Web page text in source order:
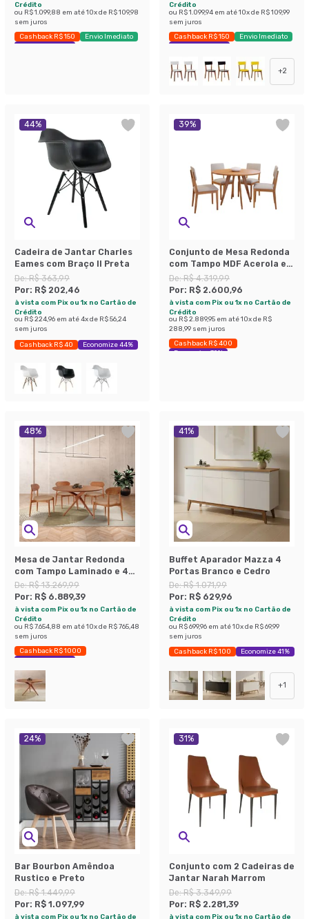
Crédito
ou R$ 1.099,88 em até10x de R$ 109,98
sem juros
Cashback R$ 150
Envio Imediato
Exclusivo Mobly
Crédito
ou R$ 1.099,94 em até10x de R$ 109,99
sem juros
Cashback R$ 150
Envio Imediato
Exclusivo Mobly
+2
44%
Cadeira de Jantar Charles
Eames com Braço II Preta
De:R$ 363,99
Por: R$ 202,46
à vista com Pix ou 1x no Cartão de
Crédito
ou R$ 224,96 em até4x de R$ 56,24
sem juros
Cashback R$ 40 Economize 44%
39%
Conjunto de Mesa Redonda
com Tampo MDF Acerola e 4
Cadeiras Sabiá Linho Bege
e Cinamomo
De:R$ 4.319,99
Por: R$ 2.600,96
à vista com Pix ou 1x no Cartão de
Crédito
ou R$ 2.889,95 em até10x de R$
288,99 sem juros
Cashback R$ 400
Economize 39%
48%
Mesa de Jantar Redonda
com Tampo Laminado e 4
Cadeiras Miami Madeira
Maciça Linho Bege e Imbuia
De:R$ 13.269,99
Por: R$ 6.889,39
à vista com Pix ou 1x no Cartão de
Crédito
ou R$ 7.654,88 em até10x de R$ 765,48
sem juros
Cashback R$ 1000
Economize 48%
41%
Buffet Aparador Mazza 4
Portas Branco e Cedro
De:R$ 1.071,99
Por: R$ 629,96
à vista com Pix ou 1x no Cartão de
Crédito
ou R$ 699,96 em até10x de R$ 69,99
sem juros
Cashback R$ 100 Economize 41%
+1
24%
Bar Bourbon Amêndoa
Rustico e Preto
De:R$ 1.449,99
Por: R$ 1.097,99
à vista com Pix ou 1x no Cartão de
31%
Conjunto com 2 Cadeiras de
Jantar Narah Marrom
De:R$ 3.349,99
Por: R$ 2.281,39
à vista com Pix ou 1x no Cartão de